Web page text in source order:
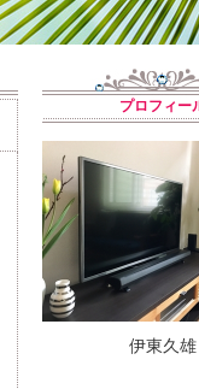
プロフィー
伊東久雄